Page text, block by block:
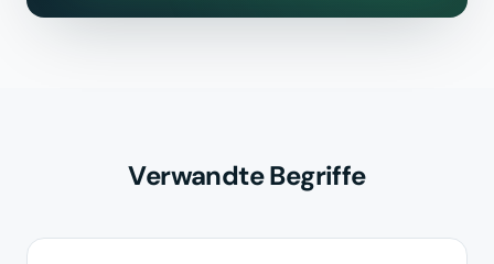
Verwandte Begriffe